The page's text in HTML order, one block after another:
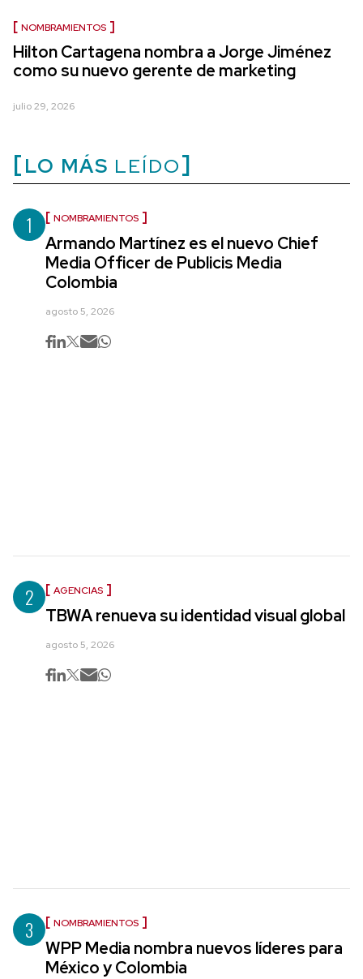
NOMBRAMIENTOS
Hilton Cartagena nombra a Jorge Jiménez
como su nuevo gerente de marketing
julio 29, 2026
LO MÁS LEÍDO
1 NOMBRAMIENTOS
Armando Martínez es el nuevo Chief
Media Officer de Publicis Media
Colombia
agosto 5, 2026
2 AGENCIAS
TBWA renueva su identidad visual global
agosto 5, 2026
3 NOMBRAMIENTOS
WPP Media nombra nuevos líderes para
México y Colombia